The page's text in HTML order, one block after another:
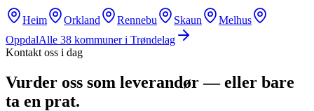
Heim Orkland Rennebu Skaun
Melhus
OppdalAlle 38 kommuner i Trøndelag
Kontakt oss i dag
Vurder oss som leverandør — eller bare
ta en prat.